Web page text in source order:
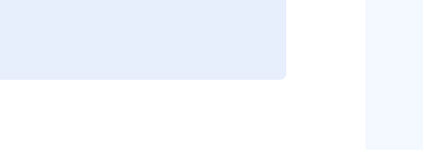
ため、部活や他の習い事で忙しい中高生に
ることも可能だ。
ラムを調整している。
教科に関しては他塾を検討する必要がある